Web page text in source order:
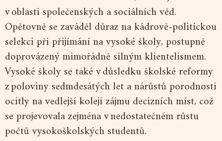
v oblasti společenských a sociálních věd.
Opětovně se zaváděl důraz na kádrově-politickou
selekci při přijímání na vysoké školy, postupně
doprovázený mimořádně silným klientelismem.
Vysoké školy se také v důsledku školské reformy
z poloviny sedmdesátých let a nárůstů porodnosti
ocitly na vedlejší koleji zájmu decizních míst, což
se projevovala zejména v nedostatečném růstu
počtů vysokoškolských studentů.